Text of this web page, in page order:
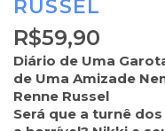
RUSSEL
R$59,90
Diário de Uma
de Uma Amizade
Renne Russel
Será que a turnê